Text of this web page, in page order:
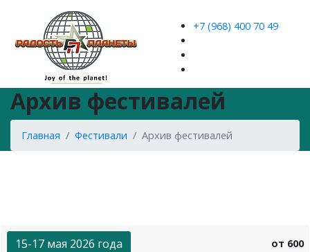
+7 (968) 400 70 49
Архив фестивалей
Главная Фестивали Архив фестивалей
15-17 мая 2026 года от 600